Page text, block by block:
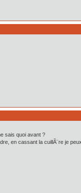
sais quoi avant ?
en cassant la cuillÃ¨re je